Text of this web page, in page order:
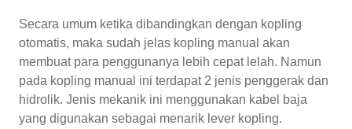
Secara umum ketika dibandingkan dengan kopling
otomatis, maka sudah jelas kopling manual akan
membuat para penggunanya lebih cepat lelah. Namun
pada kopling manual ini terdapat 2 jenis penggerak dan
hidrolik. Jenis mekanik ini menggunakan kabel baja
yang digunakan sebagai menarik lever kopling.